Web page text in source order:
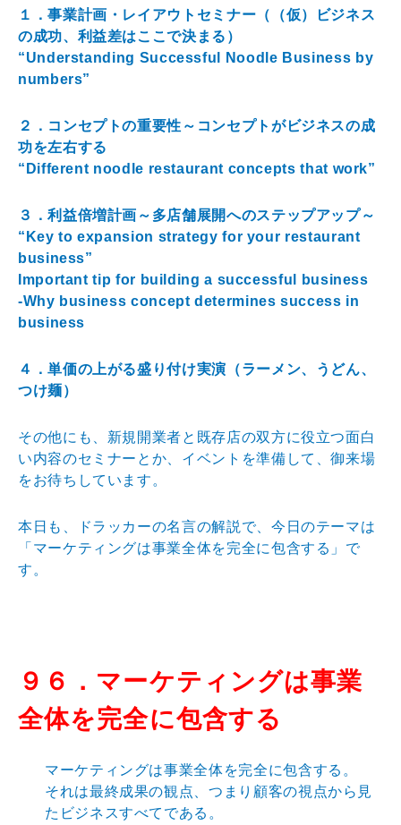
１．事業計画・レイアウトセミナー（（仮）ビジネス
の成功、利益差はここで決まる）
“Understanding Successful Noodle Business by
numbers”
２．コンセプトの重要性～コンセプトがビジネスの成
功を左右する
“Different noodle restaurant concepts that work”
３．利益倍増計画～多店舗展開へのステップアップ～
“Key to expansion strategy for your restaurant
business”
Important tip for building a successful business
-Why business concept determines success in
business
４．単価の上がる盛り付け実演（ラーメン、うどん、
つけ麺）
その他にも、新規開業者と既存店の双方に役立つ面白
い内容のセミナーとか、イベントを準備して、御来場
をお待ちしています。
本日も、ドラッカーの名言の解説で、今日のテーマは
「マーケティングは事業全体を完全に包含する」で
す。
９６．マーケティングは事業
全体を完全に包含する
マーケティングは事業全体を完全に包含する。
それは最終成果の観点、つまり顧客の視点から見
たビジネスすべてである。